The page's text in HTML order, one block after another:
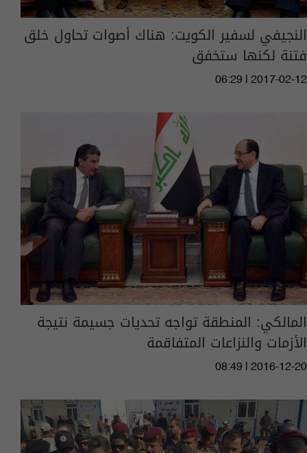
النجيفي لسفير الكويت: هناك أصوات تحاول خلق
فتنة لكنها ستخفق
06:29 | 2017-02-12
المالكي: المنطقة تواجه تحديات جسيمة نتيجة
الأزمات والنزاعات المتفاقمة
08:49 | 2016-12-20